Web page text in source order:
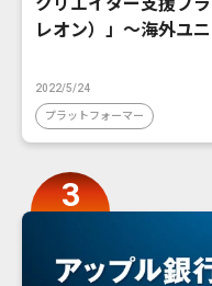
レオン）」〜海外ユ
2022/5/24
プラットフォーマー